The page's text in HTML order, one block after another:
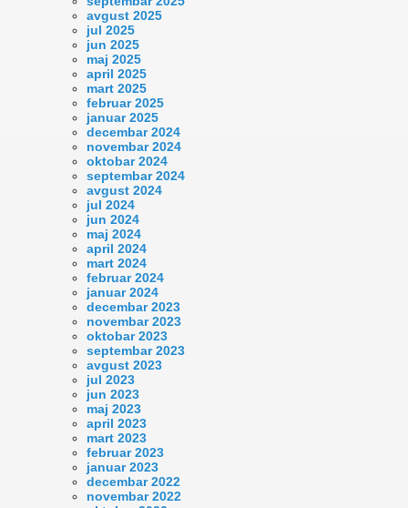
avgust 2025
jul 2025
jun 2025
maj 2025
april 2025
mart 2025
februar 2025
januar 2025
decembar 2024
novembar 2024
oktobar 2024
septembar 2024
avgust 2024
jul 2024
jun 2024
maj 2024
april 2024
mart 2024
februar 2024
januar 2024
decembar 2023
novembar 2023
oktobar 2023
septembar 2023
avgust 2023
jul 2023
jun 2023
maj 2023
april 2023
mart 2023
februar 2023
januar 2023
decembar 2022
novembar 2022